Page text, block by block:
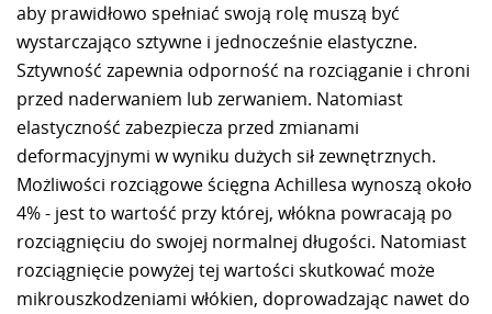
aby prawidłowo spełniać swoją rolę muszą być
wystarczająco sztywne i jednocześnie elastyczne.
Sztywność zapewnia odporność na rozciąganie i chroni
przed naderwaniem lub zerwaniem. Natomiast
elastyczność zabezpiecza przed zmianami
deformacyjnymi w wyniku dużych sił zewnętrznych.
Możliwości rozciągowe ścięgna Achillesa wynoszą około
4% - jest to wartość przy której, włókna powracają po
rozciągnięciu do swojej normalnej długości. Natomiast
rozciągnięcie powyżej tej wartości skutkować może
mikrouszkodzeniami włókien, doprowadzając nawet do